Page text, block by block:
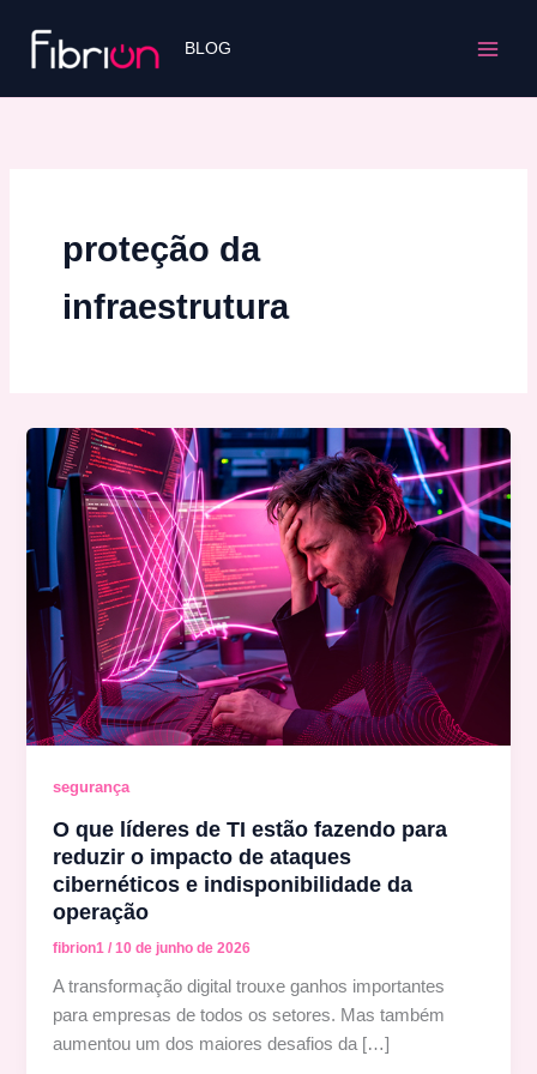
conteúdo
BLOG
proteção da
infraestrutura
segurança
O que líderes de TI estão fazendo para
reduzir o impacto de ataques
cibernéticos e indisponibilidade da
operação
fibrion1/10 de junho de 2026
A transformação digital trouxe ganhos importantes
para empresas de todos os setores. Mas também
aumentou um dos maiores desafios da […]